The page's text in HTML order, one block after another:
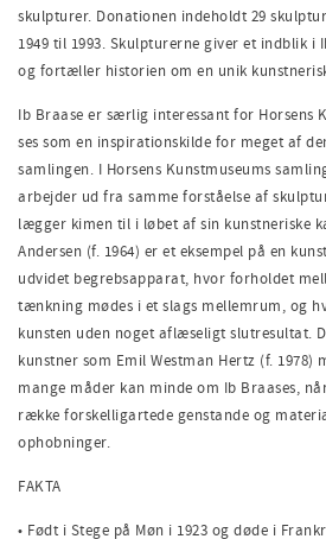
skulpturer. Donationen indeholdt 29
1949 til 1993. Skulpturerne giver et indblik i
og fortæller historien om en unik
Ib Braase er særlig interessant for Horsens
ses som en inspirationskilde for meget af
samlingen. I Horsens Kunstmuseums
arbejder ud fra samme forståelse af
lægger kimen til i løbet af sin kunstneriske
Andersen (f. 1964) er et eksempel på en
udvidet begrebsapparat, hvor forholdet
tænkning mødes i et slags mellemrum, og
kunsten uden noget aflæseligt slutresultat.
kunstner som Emil Westman Hertz (f. 1978)
mange måder kan minde om Ib Braases,
række forskelligartede genstande og
ophobninger.
FAKTA
• Født i Stege på Møn i 1923 og døde i